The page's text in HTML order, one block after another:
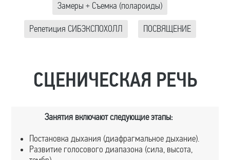
Замеры + Съемка (полароиды)
Репетиция СИБЭКСПОХОЛЛ ПОСВЯЩЕНИЕ
СЦЕНИЧЕСКАЯ РЕЧЬ
Занятия включают следующие этапы:
Постановка дыхания (диафрагмальное дыхание).
Развитие голосового диапазона (сила, высота,